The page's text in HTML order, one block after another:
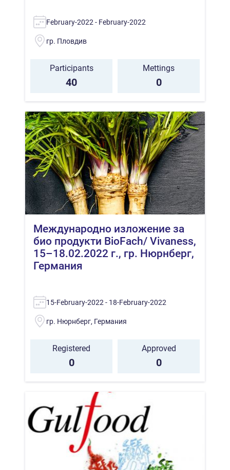
February-2022 - February-2022
гр. Пловдив
Participants
40
Mettings
0
Международно изложение за
био продукти BioFach/ Vivaness,
15–18.02.2022 г., гр. Нюрнберг,
Германия
15-February-2022 - 18-February-2022
гр. Нюрнберг, Германия
Registered
0
Approved
0